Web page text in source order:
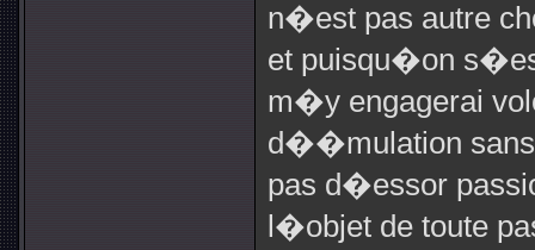
n�est pas autre
et puisqu�on
m�y engagerai
d��mulation
pas d�essor
l�objet de toute